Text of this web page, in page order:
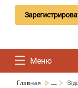
Меню
Главная ...